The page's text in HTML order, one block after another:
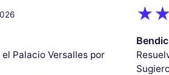
Palacio Versalles por